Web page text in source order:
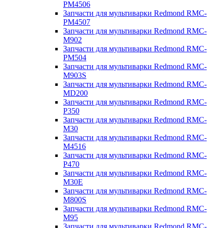
PM4506
Запчасти для мультиварки Redmond RMC-
PM4507
Запчасти для мультиварки Redmond RMC-
M902
Запчасти для мультиварки Redmond RMC-
PM504
Запчасти для мультиварки Redmond RMC-
M903S
Запчасти для мультиварки Redmond RMC-
MD200
Запчасти для мультиварки Redmond RMC-
P350
Запчасти для мультиварки Redmond RMC-
M30
Запчасти для мультиварки Redmond RMC-
M4516
Запчасти для мультиварки Redmond RMC-
P470
Запчасти для мультиварки Redmond RMC-
M30E
Запчасти для мультиварки Redmond RMC-
M800S
Запчасти для мультиварки Redmond RMC-
M95
Запчасти для мультиварки Redmond RMC-